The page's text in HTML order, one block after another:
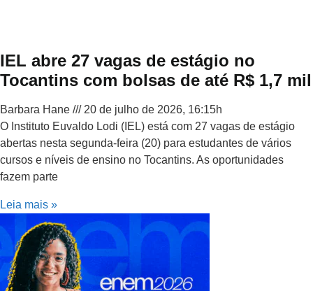
IEL abre 27 vagas de estágio no
Tocantins com bolsas de até R$ 1,7 mil
Barbara Hane
20 de julho de 2026, 16:15h
O Instituto Euvaldo Lodi (IEL) está com 27 vagas de estágio
abertas nesta segunda-feira (20) para estudantes de vários
cursos e níveis de ensino no Tocantins. As oportunidades
fazem parte
Leia mais »